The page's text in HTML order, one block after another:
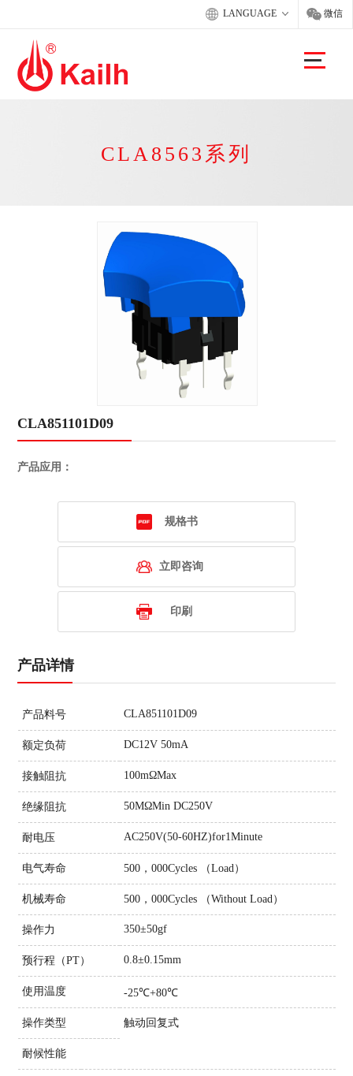
LANGUAGE 微信
CLA8563系列
CLA851101D09
产品应用：
规格书
立即咨询
印刷
产品详情
产品料号 CLA851101D09
额定负荷 DC12V 50mA
接触阻抗 100mΩMax
绝缘阻抗 50MΩMin DC250V
耐电压 AC250V(50-60HZ)for1Minute
电气寿命 500，000Cycles （Load）
机械寿命 500，000Cycles （Without Load）
操作力 350±50gf
预行程（PT） 0.8±0.15mm
使用温度 -25℃+80℃
操作类型 触动回复式
耐候性能